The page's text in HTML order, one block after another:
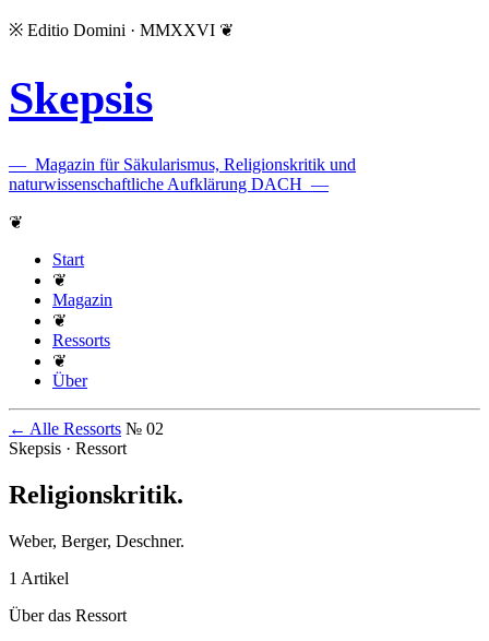
※ Editio Domini · MMXXVI ❦
Skepsis
— Magazin für Säkularismus, Religionskritik und
naturwissenschaftliche Aufklärung DACH —
❦
Start
❦
Magazin
❦
Ressorts
❦
Über
← Alle Ressorts № 02
Skepsis · Ressort
Religionskritik.
Weber, Berger, Deschner.
1 Artikel
Über das Ressort